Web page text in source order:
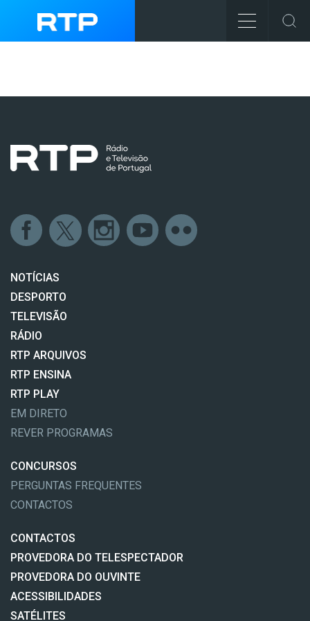
NOTÍCIAS
DESPORTO
TELEVISÃO
RÁDIO
RTP ARQUIVOS
RTP ENSINA
RTP PLAY
EM DIRETO
REVER PROGRAMAS
CONCURSOS
PERGUNTAS FREQUENTES
CONTACTOS
CONTACTOS
PROVEDORA DO TELESPECTADOR
PROVEDORA DO OUVINTE
ACESSIBILIDADES
SATÉLITES